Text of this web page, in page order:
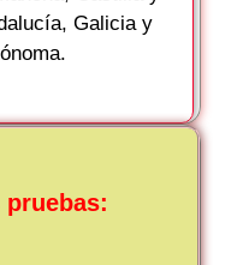
Galicia y